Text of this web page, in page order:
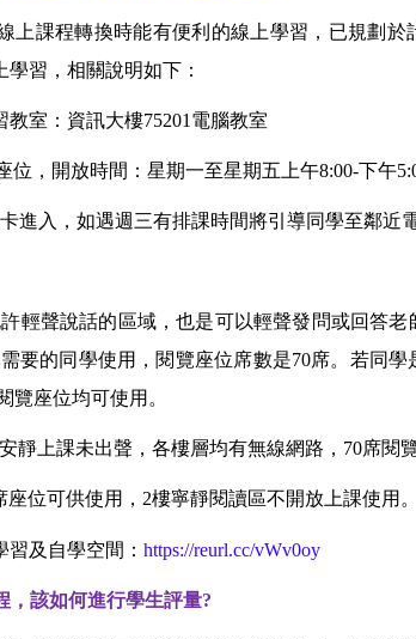
上課程轉換時能有便利的線上學習，已規劃於
習，相關說明如下：
教室：資訊大樓75201電腦教室
位，開放時間：星期一至星期五上午8:00-下午
進入，如遇週三有排課時間將引導同學至鄰近
輕聲說話的區域，也是可以輕聲發問或回答
需要的同學使用，閱覽座位席數是70席。若同
覽座位均可使用。
靜上課未出聲，各樓層均有無線網路，70席閱
座位可供使用，2樓寧靜閱讀區不開放上課使用。
習及自學空間：https://reurl.cc/vWv0oy
，該如何進行學生評量?